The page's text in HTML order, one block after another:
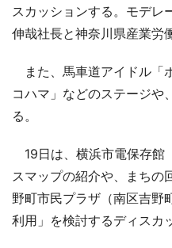
スカッションする。モデレ
伸哉社長と神奈川県産業労
また、馬車道アイドル「
コハマ」などのステージや
る。
19日は、横浜市電保存館
スマップの紹介や、まちの
野町市民プラザ（南区吉野
利用」を検討するディスカ